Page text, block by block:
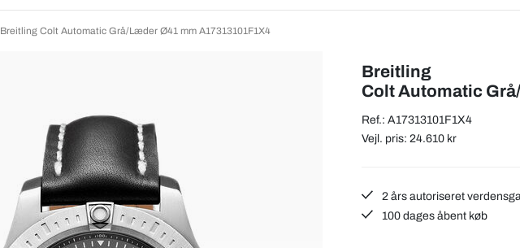
Breitling Colt Automatic Grå/Læder Ø41 mm A17313101F1X4
Breitling
Colt Automatic
Ref.: A17313101F1X4
Vejl. pris: 24.610 kr
2 års autoriseret
100 dages åbent køb